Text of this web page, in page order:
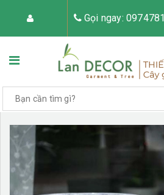
Gọi ngay:
TRANG CHỦ VỀ LAN